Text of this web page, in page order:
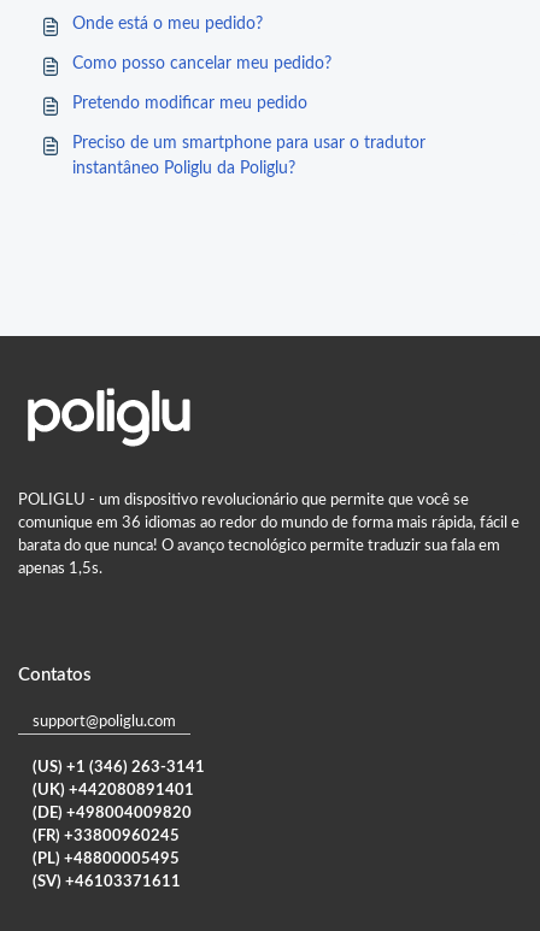
Onde está o meu pedido?
Como posso cancelar meu pedido?
Pretendo modificar meu pedido
Preciso de um smartphone para usar o tradutor
instantâneo Poliglu da Poliglu?
POLIGLU - um dispositivo revolucionário que permite que você se
comunique em 36 idiomas ao redor do mundo de forma mais rápida, fácil e
barata do que nunca! O avanço tecnológico permite traduzir sua fala em
apenas 1,5s.
Contatos
support@poliglu.com
(US) +1 (346) 263-3141
(UK) +442080891401
(DE) +498004009820
(FR) +33800960245
(PL) +48800005495
(SV) +46103371611